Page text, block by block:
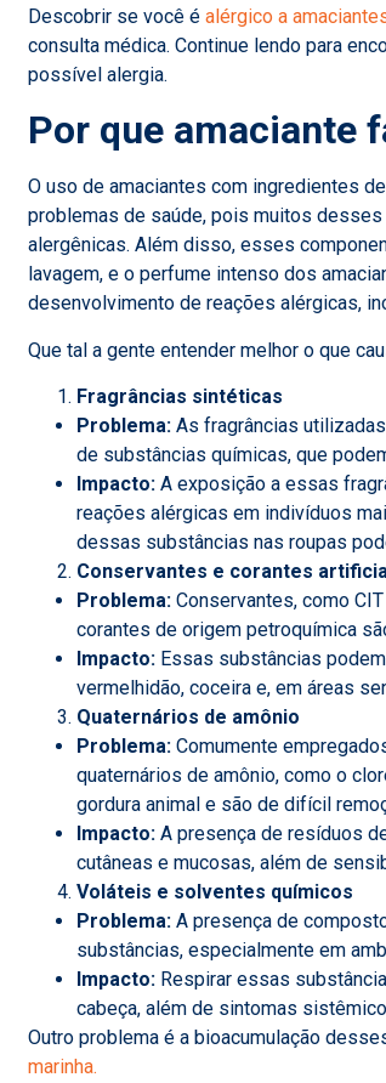
Descobrir se você é alérgico a
consulta médica. Continue lendo para
possível alergia.
Por que amaciante
O uso de amaciantes com ingredientes
problemas de saúde, pois muitos
alergênicas. Além disso, esses
lavagem, e o perfume intenso dos
desenvolvimento de reações alérgicas,
Que tal a gente entender melhor o que
Fragrâncias sintéticas
Problema: As fragrâncias
de substâncias químicas, que
Impacto:A exposição a essas
reações alérgicas em indivíduos
dessas substâncias nas roupas
Conservantes e corantes
Problema:Conservantes, como
corantes de origem petroquímica
Impacto:Essas substâncias
vermelhidão, coceira e, em áreas
Quaternários de amônio
Problema:Comumente
quaternários de amônio, como o
gordura animal e são de difícil
Impacto:A presença de resíduos
cutâneas e mucosas, além de
Voláteis e solventes químicos
Problema:A presença de
substâncias, especialmente em
Impacto:Respirar essas
cabeça, além de sintomas
Outro problema é a bioacumulação
marinha.